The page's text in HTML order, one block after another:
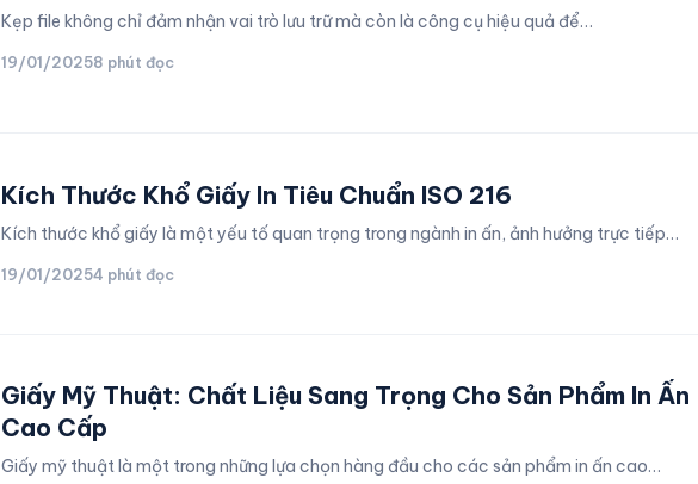
Kẹp file không chỉ đảm nhận vai trò lưu trữ mà còn là công cụ hiệu quả để…
19/01/20258 phút đọc
Kích Thước Khổ Giấy In Tiêu Chuẩn ISO 216
Kích thước khổ giấy là một yếu tố quan trọng trong ngành in ấn, ảnh hưởng trực tiếp…
19/01/20254 phút đọc
Giấy Mỹ Thuật: Chất Liệu Sang Trọng Cho Sản Phẩm In Ấn
Cao Cấp
Giấy mỹ thuật là một trong những lựa chọn hàng đầu cho các sản phẩm in ấn cao…